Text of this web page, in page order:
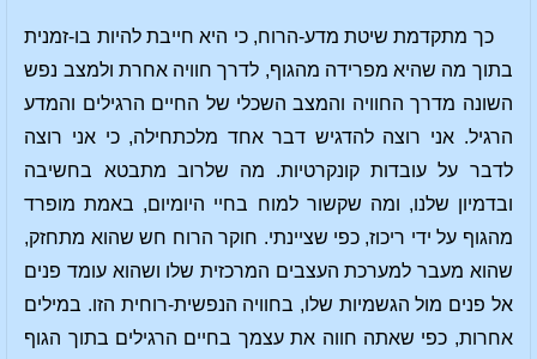
כך מתקדמת שיטת מדע-הרוח, כי היא חייבת להיות בו-זמנית
בתוך מה שהיא מפרידה מהגוף, לדרך חוויה אחרת ולמצב נפש
השונה מדרך החוויה והמצב השכלי של החיים הרגילים והמדע
הרגיל. אני רוצה להדגיש דבר אחד מלכתחילה, כי אני רוצה
לדבר על עובדות קונקרטיות. מה שלרוב מתבטא בחשיבה
ובדמיון שלנו, ומה שקשור למוח בחיי היומיום, באמת מופרד
מהגוף על ידי ריכוז, כפי שציינתי. חוקר הרוח חש שהוא מתחזק,
שהוא מעבר למערכת העצבים המרכזית שלו ושהוא עומד פנים
אל פנים מול הגשמיות שלו, בחוויה הנפשית-רוחית הזו. במילים
אחרות, כפי שאתה חווה את עצמך בחיים הרגילים בתוך הגוף